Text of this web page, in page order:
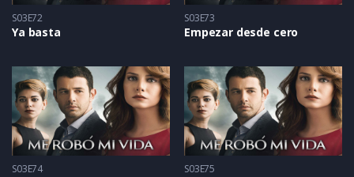
S03E72
Ya basta
S03E73
Empezar desde cero
S03E74 S03E75